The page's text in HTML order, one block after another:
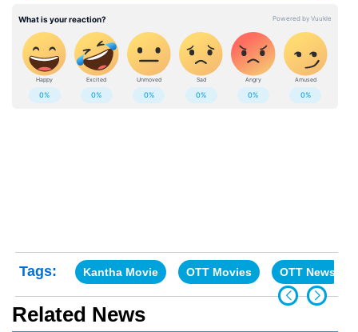
Tags: Kantha Movie OTT Movies OTT News
Related News